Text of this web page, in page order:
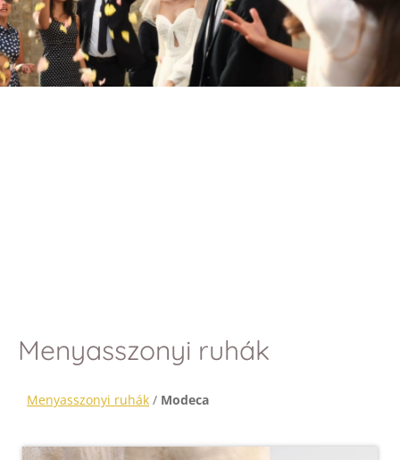
Menyasszonyi ruhák
Menyasszonyi ruhák / Modeca